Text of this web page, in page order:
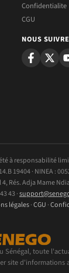
Confidentialite
CGU
NOUS SUIVRE
à responsabilité
19404 · NINEA :
Rés. Adja Mame
43 ·
légales·CGU ·
Sénégal, toute
site d'informations